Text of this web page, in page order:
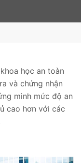
học an toàn
và chứng nhận
minh mức độ an
cao hơn với các